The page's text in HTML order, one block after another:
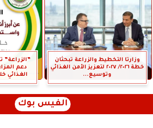
وزارتا التخطيط والزراعة تبحثان
خطة ٢٠٢٦/ ٢٠٢٧ لتعزيز الأمن الغذائي
وتوسيع...
دعم
الغذائي
الفيس بوك